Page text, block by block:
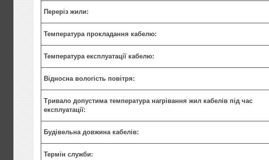
Переріз жили:
Температура прокладання кабелю:
Температура експлуатації кабелю:
Відносна вологість повітря:
Тривало допустима температура нагрівання жил кабелів під час
експлуатації:
Будівельна довжина кабелів:
Термін служби: